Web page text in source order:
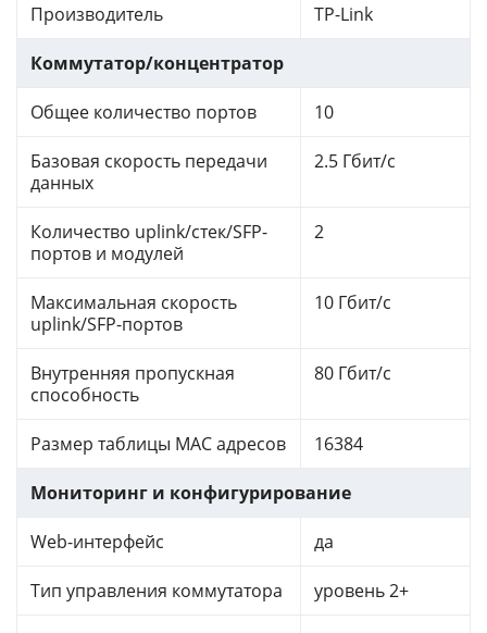
Производитель TP-Link
Коммутатор/концентратор
Общее количество портов 10
Базовая скорость передачи
данных
2.5 Гбит/с
Количество uplink/стек/SFP-
портов и модулей
2
Максимальная скорость
uplink/SFP-портов
10 Гбит/с
Внутренняя пропускная
способность
80 Гбит/с
Размер таблицы MAC адресов 16384
Мониторинг и конфигурирование
Web-интерфейс да
Тип управления коммутатора уровень 2+